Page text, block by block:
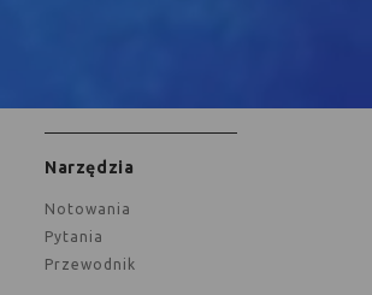
Narzędzia
Notowania
Pytania
Przewodnik